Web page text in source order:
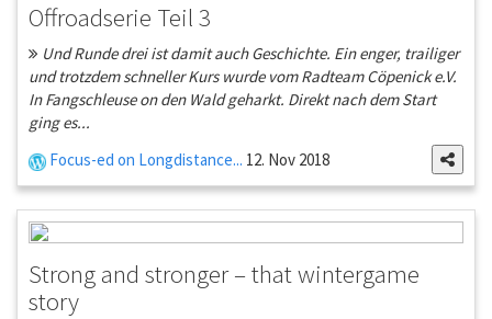
Offroadserie Teil 3
Und Runde drei ist damit auch Geschichte. Ein enger, trailiger
und trotzdem schneller Kurs wurde vom Radteam Cöpenick e.V.
In Fangschleuse on den Wald geharkt. Direkt nach dem Start
ging es...
Focus-ed on Longdistance... 12. Nov 2018
Strong and stronger – that wintergame
story